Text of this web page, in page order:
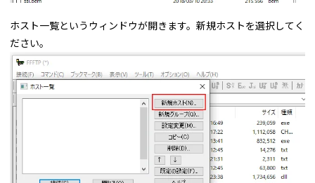
ホスト一覧というウィンドウが開きます。新規ホストを選択してく
ださい。